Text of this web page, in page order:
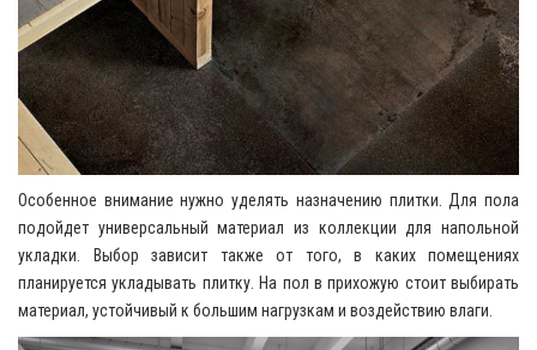
Особенное внимание нужно уделять назначению плитки. Для пола
подойдет универсальный материал из коллекции для напольной
укладки. Выбор зависит также от того, в каких помещениях
планируется укладывать плитку. На пол в прихожую стоит выбирать
материал, устойчивый к большим нагрузкам и воздействию влаги.